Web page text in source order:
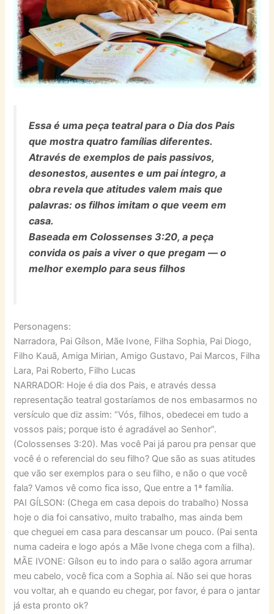
Essa é uma peça teatral para o Dia dos Pais
que mostra quatro famílias diferentes.
Através de exemplos de pais passivos,
desonestos, ausentes e um pai íntegro, a
obra revela que atitudes valem mais que
palavras: os filhos imitam o que veem em
casa.
Baseada em Colossenses 3:20, a peça
convida os pais a viver o que pregam — o
melhor exemplo para seus filhos
Personagens:
Narradora, Pai Gílson, Mãe Ivone, Filha Sophia, Pai Diogo,
Filho Kauã, Amiga Mirian, Amigo Gustavo, Pai Marcos, Filha
Lara, Pai Roberto, Filho Lucas
NARRADOR: Hoje é dia dos Pais, e através dessa
representação teatral gostaríamos de nos embasarmos no
versículo que diz assim: “Vós, filhos, obedecei em tudo a
vossos pais; porque isto é agradável ao Senhor”.
(Colossenses 3:20). Mas você Pai já parou pra pensar que
você é o referencial do seu filho? Que são as suas atitudes
que vão ser exemplos para o seu filho, e não o que você
fala? Vamos vê como fica isso, Que entre a 1ª família.
PAI GÍLSON: (Chega em casa depois do trabalho) Nossa
hoje o dia foi cansativo, muito trabalho, mas ainda bem
que cheguei em casa para descansar um pouco. (Pai senta
numa cadeira e logo após a Mãe Ivone chega com a filha).
MÃE IVONE: Gílson eu to indo para o salão agora arrumar
meu cabelo, você fica com a Sophia aí. Não sei que horas
vou voltar, ah e quando eu chegar, por favor, é para o jantar
já esta pronto ok?